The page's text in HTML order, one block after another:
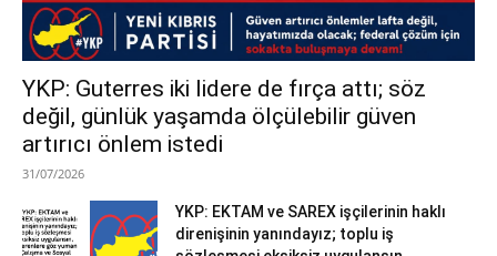
YKP: Guterres iki lidere de fırça attı; söz
değil, günlük yaşamda ölçülebilir güven
artırıcı önlem istedi
31/07/2026
YKP: EKTAM ve SAREX işçilerinin haklı
direnişinin yanındayız; toplu iş